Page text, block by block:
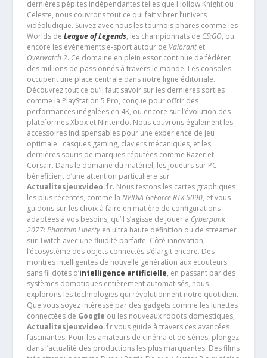
dernières pépites indépendantes telles que Hollow Knight ou
Celeste, nous couvrons tout ce qui fait vibrer l’univers
vidéoludique. Suivez avec nous les tournois phares comme les
Worlds de League of Legends, les championnats de CS:GO, ou
encore les événements e-sport autour de Valorantet
Overwatch 2. Ce domaine en plein essor continue de fédérer
des millions de passionnés à travers le monde. Les consoles
occupent une place centrale dans notre ligne éditoriale.
Découvrez tout ce qu’il faut savoir sur les dernières sorties
comme la PlayStation 5 Pro, conçue pour offrir des
performances inégalées en 4K, ou encore sur l’évolution des
plateformes Xbox et Nintendo. Nous couvrons également les
accessoires indispensables pour une expérience de jeu
optimale : casques gaming, claviers mécaniques, et les
dernières souris de marques réputées comme Razer et
Corsair. Dans le domaine du matériel, les joueurs sur PC
bénéficient d’une attention particulière sur
Actualitesjeuxvideo.fr. Nous testons les cartes graphiques
les plus récentes, comme la NVIDIA GeForce RTX 5090, et vous
guidons sur les choix à faire en matière de configurations
adaptées à vos besoins, qu’il s’agisse de jouer à Cyberpunk
2077: Phantom Libertyen ultra haute définition ou de streamer
sur Twitch avec une fluidité parfaite. Côté innovation,
l’écosystème des objets connectés s’élargit encore. Des
montres intelligentes de nouvelle génération aux écouteurs
sans fil dotés d’intelligence artificielle, en passant par des
systèmes domotiques entièrement automatisés, nous
explorons les technologies qui révolutionnent notre quotidien.
Que vous soyez intéressé par des gadgets comme les lunettes
connectées de Google ou les nouveaux robots domestiques,
Actualitesjeuxvideo.frvous guide à travers ces avancées
fascinantes. Pour les amateurs de cinéma et de séries, plongez
dans l’actualité des productions les plus marquantes. Des films